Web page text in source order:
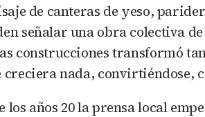
de canteras de yeso,
señalar una obra colectiva
construcciones transformó
creciera nada, convirtiéndose,
los años 20 la prensa local